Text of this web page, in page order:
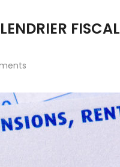
FISCAL